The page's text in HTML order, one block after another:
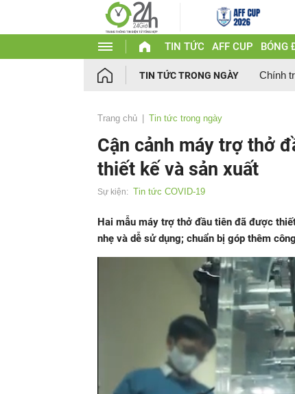
TIN TỨC AFF CUP BÓNG
TIN TỨC TRONG NGÀY Chính
Trang chủ Tin tức trong ngày
Cận cảnh máy trợ thở
thiết kế và sản xuất
Sự kiện: Tin tức COVID-19
Hai mẫu máy trợ thở đầu tiên đã được
nhẹ và dễ sử dụng; chuẩn bị góp thêm